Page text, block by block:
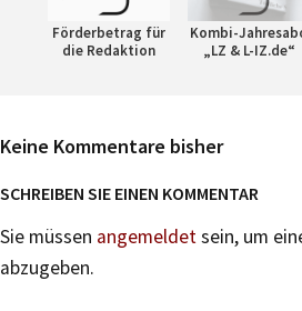
Förderbetrag für
die Redaktion
Kombi-
„LZ & L-IZ.de“
Keine Kommentare bisher
SCHREIBEN SIE EINEN KOMMENTAR
Sie müssen angemeldetsein, um
abzugeben.